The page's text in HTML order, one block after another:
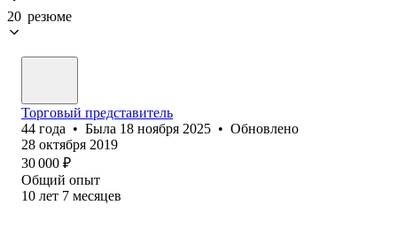
20 резюме
Торговый представитель
44 года • Была 18 ноября 2025 • Обновлено
28 октября 2019
30 000 ₽
Общий опыт
10 лет 7 месяцев